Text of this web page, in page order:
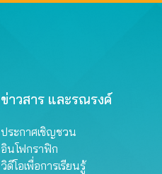
ข่าวสาร และรณรงค์
ประกาศเชิญชวน
อินโฟกราฟิก
วิดีโอเพื่อการเรียนรู้